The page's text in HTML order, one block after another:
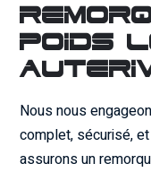
poids
Nous nous
complet, sécurisé,
assurons un